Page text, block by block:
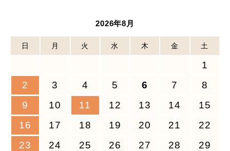
2026年8月
日 月 火 水 木 金 土
1
2
3 4 5 6 7
8
9
10 11 12 13 14
15
16
17 18 19 20 21
22
23
24 25 26 27 28
29